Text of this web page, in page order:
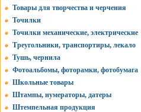
Товары для творчества и черчения
Точилки
Точилки механические, электрические
Треугольники, транспортиры, лекало
Тушь, чернила
Фотоальбомы, фоторамки, фотобумага
Школьные товары
Штампы, нумераторы, датеры
Штемпельная продукция